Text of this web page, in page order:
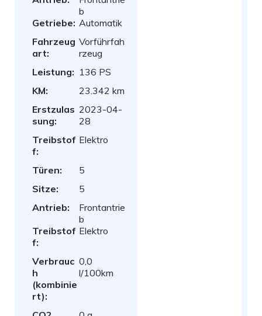
b
Getriebe: Automatik
Fahrzeug
art:
Vorführfah
rzeug
Leistung: 136 PS
KM:
23.342 km
Erstzulas
sung:
2023-04-
28
Treibstof
f:
Elektro
Türen:
5
Sitze:
5
Antrieb:
Frontantrie
b
Treibstof
f:
Elektro
Verbrauc
h
(kombinie
rt):
0,0
l/100km